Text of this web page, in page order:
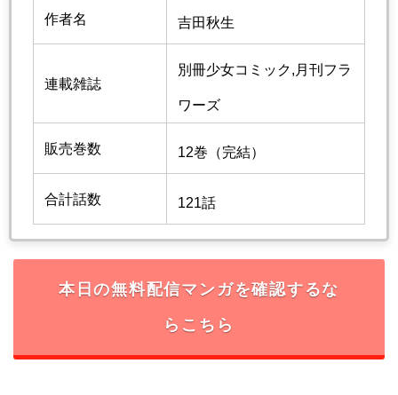
作者名 吉田秋生
連載雑誌
別冊少女コミック,月刊フラ
ワーズ
販売巻数 12巻（完結）
合計話数 121話
本日の無料配信マンガを確認するな
らこちら